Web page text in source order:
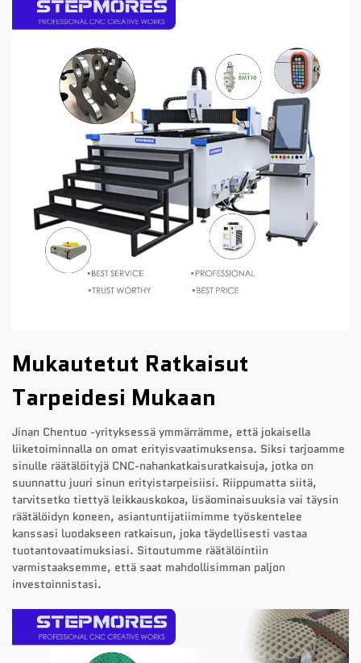
Mukautetut Ratkaisut
Tarpeidesi Mukaan
Jinan Chentuo -yrityksessä ymmärrämme, että jokaisella
liiketoiminnalla on omat erityisvaatimuksensa. Siksi tarjoamme
sinulle räätälöityjä CNC-nahankatkaisuratkaisuja, jotka on
suunnattu juuri sinun erityistarpeisiisi. Riippumatta siitä,
tarvitsetko tiettyä leikkauskokoa, lisäominaisuuksia vai täysin
räätälöidyn koneen, asiantuntijatiimimme työskentelee
kanssasi luodakseen ratkaisun, joka täydellisesti vastaa
tuotantovaatimuksiasi. Sitoutumme räätälöintiin
varmistaaksemme, että saat mahdollisimman paljon
investoinnistasi.